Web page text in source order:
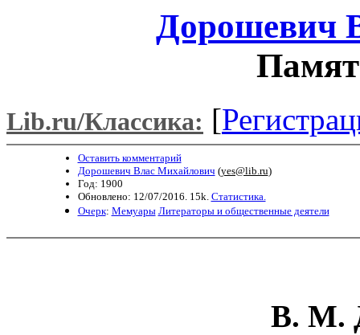
Дорошевич
Lib.ru/Классика: [
Оставить комментарий
Дорошевич Влас Михайлович (yes@lib.ru)
Год: 1900
Обновлено: 12/07/2016. 15k. Статистика.
Очерк: Мемуары Литераторы и общественные деятели
В. М.